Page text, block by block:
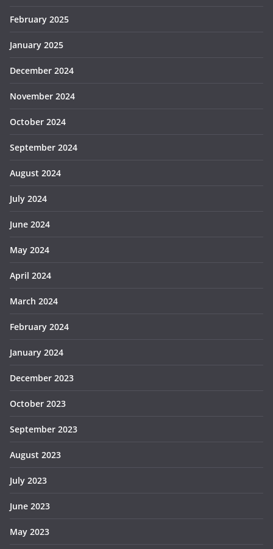
February 2025
January 2025
December 2024
November 2024
October 2024
September 2024
August 2024
July 2024
June 2024
May 2024
April 2024
March 2024
February 2024
January 2024
December 2023
October 2023
September 2023
August 2023
July 2023
June 2023
May 2023